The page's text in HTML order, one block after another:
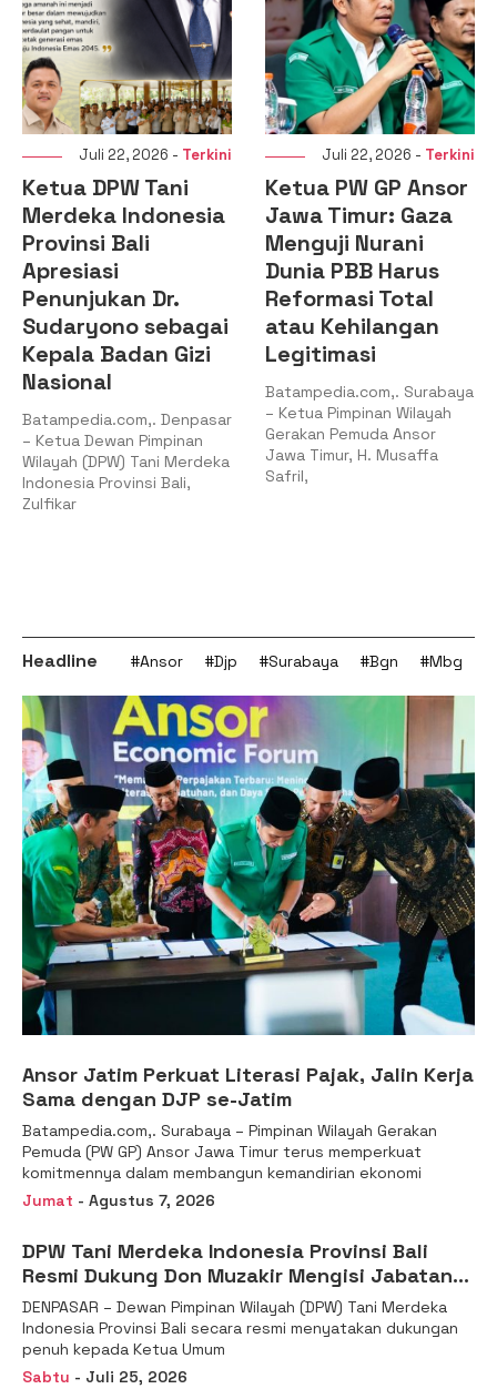
Juli 22, 2026 - Terkini
Ketua DPW Tani
Merdeka Indonesia
Provinsi Bali
Apresiasi
Penunjukan Dr.
Sudaryono sebagai
Kepala Badan Gizi
Nasional
Batampedia.com,. Denpasar
– Ketua Dewan Pimpinan
Wilayah (DPW) Tani Merdeka
Indonesia Provinsi Bali,
Zulfikar
Juli 22, 2026 - Terkini
Ketua PW GP Ansor
Jawa Timur: Gaza
Menguji Nurani
Dunia PBB Harus
Reformasi Total
atau Kehilangan
Legitimasi
Batampedia.com,. Surabaya
– Ketua Pimpinan Wilayah
Gerakan Pemuda Ansor
Jawa Timur, H. Musaffa
Safril,
Headline #Ansor #Djp #Surabaya #Bgn #Mbg
Ansor Jatim Perkuat Literasi Pajak, Jalin Kerja
Sama dengan DJP se-Jatim
Batampedia.com,. Surabaya – Pimpinan Wilayah Gerakan
Pemuda (PW GP) Ansor Jawa Timur terus memperkuat
komitmennya dalam membangun kemandirian ekonomi
Jumat - Agustus 7, 2026
DPW Tani Merdeka Indonesia Provinsi Bali
Resmi Dukung Don Muzakir Mengisi Jabatan
Wakil Menteri Pertanian RI
DENPASAR – Dewan Pimpinan Wilayah (DPW) Tani Merdeka
Indonesia Provinsi Bali secara resmi menyatakan dukungan
penuh kepada Ketua Umum
Sabtu - Juli 25, 2026